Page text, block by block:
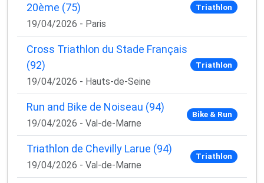
20ème (75)
19/04/2026 - Paris
Triathlon
Cross Triathlon du Stade Français
(92)
19/04/2026 - Hauts-de-Seine
Triathlon
Run and Bike de Noiseau (94)
19/04/2026 - Val-de-Marne
Bike & Run
Triathlon de Chevilly Larue (94)
19/04/2026 - Val-de-Marne
Triathlon